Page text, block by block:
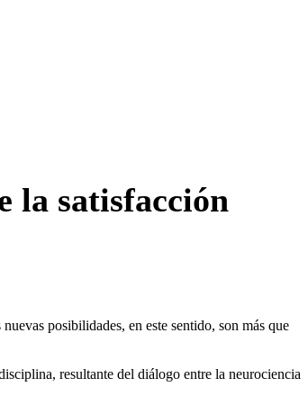
la satisfacción
posibilidades, en este sentido, son más que
resultante del diálogo entre la neurociencia